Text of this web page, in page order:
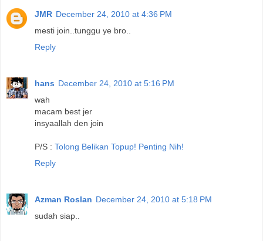
JMR December 24, 2010 at 4:36 PM
mesti join..tunggu ye bro..
Reply
hans December 24, 2010 at 5:16 PM
wah
macam best jer
insyaallah den join
P/S : Tolong Belikan Topup! Penting Nih!
Reply
Azman Roslan December 24, 2010 at 5:18 PM
sudah siap..